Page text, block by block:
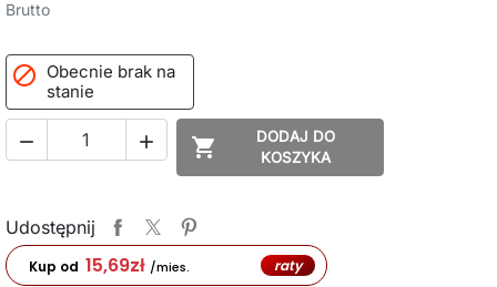
Brutto
 Obecnie brak na
stanie
  
DODAJ DO
KOSZYKA
Udostępnij
Kup od 15,69zł /mies. raty